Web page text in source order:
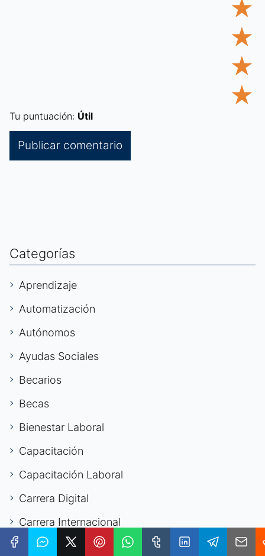
★
★
★
★
Tu puntuación: Útil
Categorías
Aprendizaje
Automatización
Autónomos
Ayudas Sociales
Becarios
Becas
Bienestar Laboral
Capacitación
Capacitación Laboral
Carrera Digital
Carrera Internacional
Carrera It